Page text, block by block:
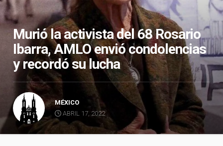
Murió la activista del 68 Rosario
Ibarra, AMLO envió condolencias
y recordó su lucha
MÉXICO
ABRIL 17, 2022